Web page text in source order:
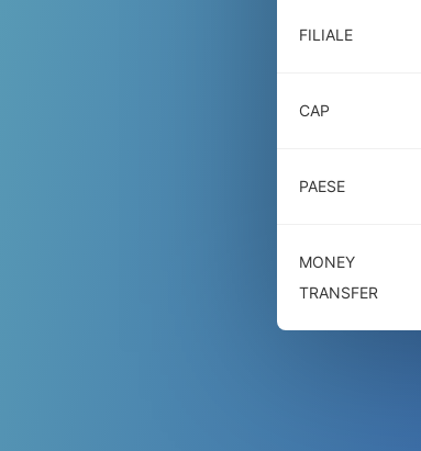
FILIALE
CAP
PAESE
MONEY
TRANSFER